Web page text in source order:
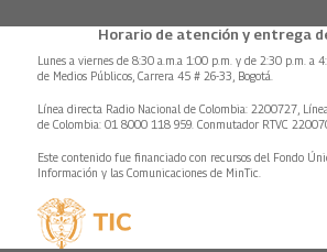
Horario de atención y entrega
Lunes a viernes de 8:30 a.m.a 1:00 p.m. y de 2:30 p.m. a
de Medios Públicos, Carrera 45 # 26-33, Bogotá.
Línea directa Radio Nacional de Colombia: 2200727,
de Colombia: 01 8000 118 959. Conmutador RTVC
Este contenido fue financiado con recursos del Fondo
Información y las Comunicaciones de MinTic.